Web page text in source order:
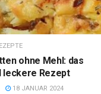
ohne Mehl: das
leckere Rezept
18 JANUAR 2024